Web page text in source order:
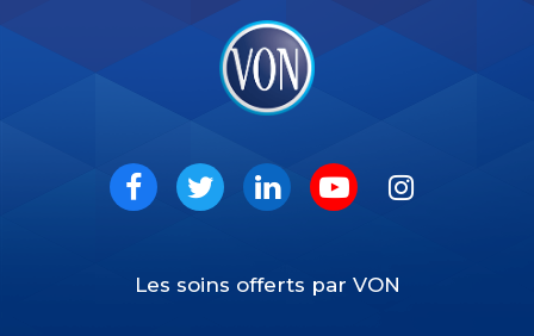
Social
Les soins offerts par VON